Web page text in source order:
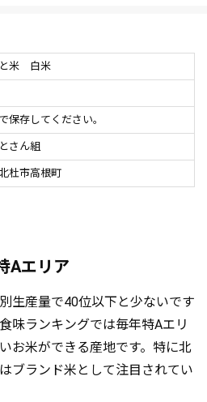
米 白米
保存してください。
さん組
杜市高根町
Aエリア
生産量で40位以下と少ないです
味ランキングでは毎年特Aエリ
お米ができる産地です。特に北
ブランド米として注目されてい